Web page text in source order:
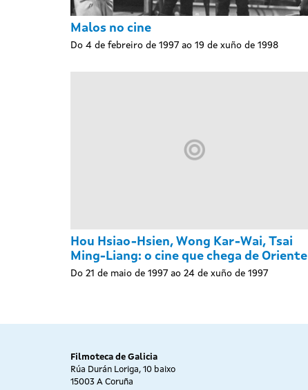
Malos no cine
Do 4 de febreiro de 1997 ao 19 de xuño de 1998
Hou Hsiao-Hsien, Wong Kar-Wai, Tsai
Ming-Liang: o cine que chega de Oriente
Do 21 de maio de 1997 ao 24 de xuño de 1997
Filmoteca de Galicia
Rúa Durán Loriga, 10 baixo
15003 A Coruña